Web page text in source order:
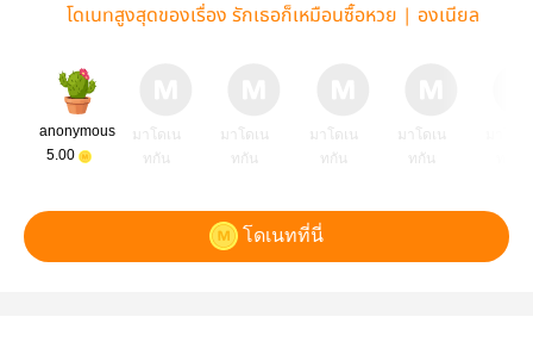
โดเนทสูงสุดของเรื่อง รักเธอก็เหมือนซื้อหวย | องเนียล
anonymous
5.00
มาโดเน
ทกัน
มาโดเน
ทกัน
มาโดเน
ทกัน
มาโดเน
ทกัน
โดเนทที่นี่